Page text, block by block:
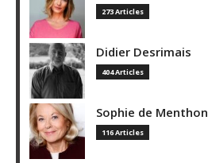
273 Articles
Didier Desrimais
404 Articles
Sophie de Menthon
116 Articles